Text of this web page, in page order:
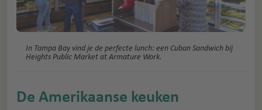
In Tampa Bay vind je de perfecte lunch: een Cuban Sandwich bij
Heights Public Market at Armature Work.
De Amerikaanse keuken